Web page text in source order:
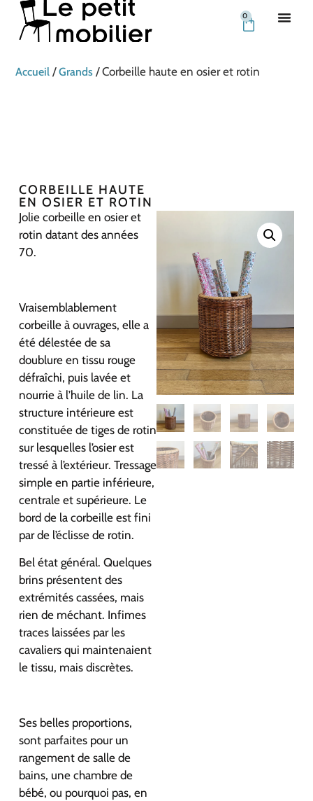
0
Accueil /Grands / Corbeille haute en osier et rotin
CORBEILLE HAUTE
EN OSIER ET ROTIN
Jolie corbeille en osier et
rotin datant des années
70.
Vraisemblablement
corbeille à ouvrages, elle a
été délestée de sa
doublure en tissu rouge
défraîchi, puis lavée et
nourrie à l’huile de lin. La
structure intérieure est
constituée de tiges de rotin
sur lesquelles l’osier est
tressé à l’extérieur. Tressage
simple en partie inférieure,
centrale et supérieure. Le
bord de la corbeille est fini
par de l’éclisse de rotin.
Bel état général. Quelques
brins présentent des
extrémités cassées, mais
rien de méchant. Infimes
traces laissées par les
cavaliers qui maintenaient
le tissu, mais discrètes.
Ses belles proportions,
sont parfaites pour un
rangement de salle de
bains, une chambre de
bébé, ou pourquoi pas, en